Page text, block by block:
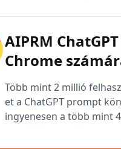
AIPRM
Chrome
Több mint 2 millió
et a ChatGPT prompt
ingyenesen a több mint